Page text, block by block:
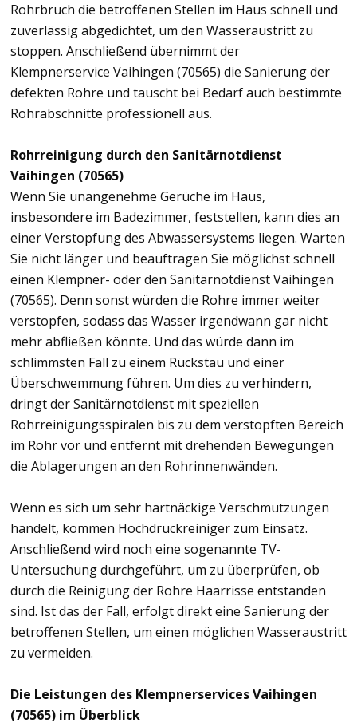
Rohrbruch die betroffenen Stellen im Haus schnell und
zuverlässig abgedichtet, um den Wasseraustritt zu
stoppen. Anschließend übernimmt der
Klempnerservice Vaihingen (70565) die Sanierung der
defekten Rohre und tauscht bei Bedarf auch bestimmte
Rohrabschnitte professionell aus.
Rohrreinigung durch den Sanitärnotdienst
Vaihingen (70565)
Wenn Sie unangenehme Gerüche im Haus,
insbesondere im Badezimmer, feststellen, kann dies an
einer Verstopfung des Abwassersystems liegen. Warten
Sie nicht länger und beauftragen Sie möglichst schnell
einen Klempner- oder den Sanitärnotdienst Vaihingen
(70565). Denn sonst würden die Rohre immer weiter
verstopfen, sodass das Wasser irgendwann gar nicht
mehr abfließen könnte. Und das würde dann im
schlimmsten Fall zu einem Rückstau und einer
Überschwemmung führen. Um dies zu verhindern,
dringt der Sanitärnotdienst mit speziellen
Rohrreinigungsspiralen bis zu dem verstopften Bereich
im Rohr vor und entfernt mit drehenden Bewegungen
die Ablagerungen an den Rohrinnenwänden.
Wenn es sich um sehr hartnäckige Verschmutzungen
handelt, kommen Hochdruckreiniger zum Einsatz.
Anschließend wird noch eine sogenannte TV-
Untersuchung durchgeführt, um zu überprüfen, ob
durch die Reinigung der Rohre Haarrisse entstanden
sind. Ist das der Fall, erfolgt direkt eine Sanierung der
betroffenen Stellen, um einen möglichen Wasseraustritt
zu vermeiden.
Die Leistungen des Klempnerservices Vaihingen
(70565) im Überblick